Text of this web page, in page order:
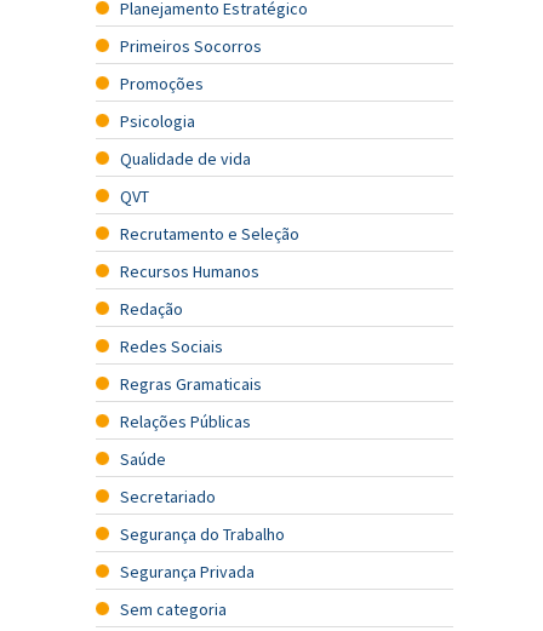
Planejamento Estratégico
Primeiros Socorros
Promoções
Psicologia
Qualidade de vida
QVT
Recrutamento e Seleção
Recursos Humanos
Redação
Redes Sociais
Regras Gramaticais
Relações Públicas
Saúde
Secretariado
Segurança do Trabalho
Segurança Privada
Sem categoria